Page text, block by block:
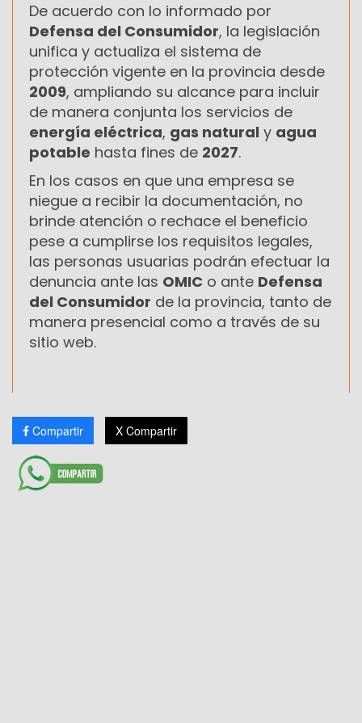
De acuerdo con lo informado por
Defensa del Consumidor, la legislación
unifica y actualiza el sistema de
protección vigente en la provincia desde
2009, ampliando su alcance para incluir
de manera conjunta los servicios de
energía eléctrica, gas natural y agua
potable hasta fines de 2027.
En los casos en que una empresa se
niegue a recibir la documentación, no
brinde atención o rechace el beneficio
pese a cumplirse los requisitos legales,
las personas usuarias podrán efectuar la
denuncia ante las OMIC o ante Defensa
del Consumidor de la provincia, tanto de
manera presencial como a través de su
sitio web.
Compartir X Compartir